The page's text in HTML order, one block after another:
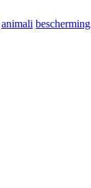
animali bescherming